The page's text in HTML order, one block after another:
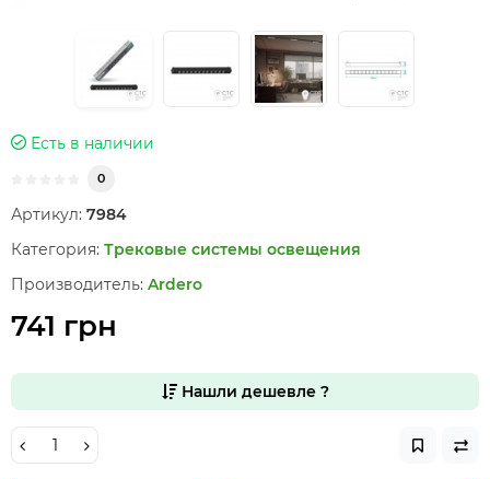
Есть в наличии
0
Артикул: 7984
Категория: Трековые системы освещения
Производитель: Ardero
741 грн
Нашли дешевле ?